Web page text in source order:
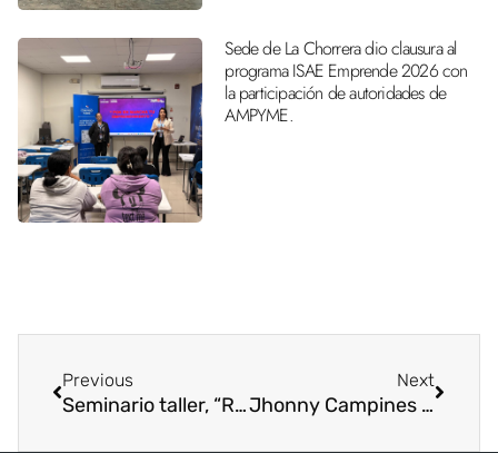
Sede de La Chorrera dio clausura al
programa ISAE Emprende 2026 con
la participación de autoridades de
AMPYME.
Previous
Seminario taller, “Retos y Alternativas de la Investigación Sintagmática, Hacia la Emancipación del Pensamiento”.
Next
Jhonny Campines presenta exposición pictórica en ISAE Universidad sede David